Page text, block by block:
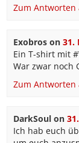
Zum Antworten
Exobroson 31.
Ein T-shirt mit
War zwar noch
Zum Antworten
DarkSoulon
Ich hab euch